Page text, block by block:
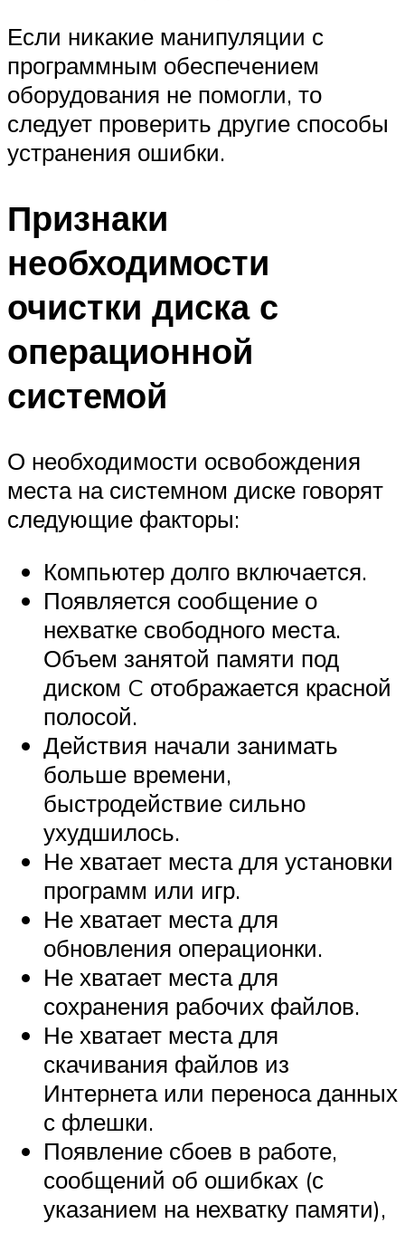
Если никакие манипуляции с
программным обеспечением
оборудования не помогли, то
следует проверить другие способы
устранения ошибки.
Признаки
необходимости
очистки диска с
операционной
системой
О необходимости освобождения
места на системном диске говорят
следующие факторы:
Компьютер долго включается.
Появляется сообщение о
нехватке свободного места.
Объем занятой памяти под
диском C отображается красной
полосой.
Действия начали занимать
больше времени,
быстродействие сильно
ухудшилось.
Не хватает места для установки
программ или игр.
Не хватает места для
обновления операционки.
Не хватает места для
сохранения рабочих файлов.
Не хватает места для
скачивания файлов из
Интернета или переноса данных
с флешки.
Появление сбоев в работе,
сообщений об ошибках (с
указанием на нехватку памяти),